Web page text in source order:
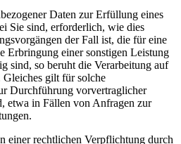
Daten zur Erfüllung eines
Sie sind, erforderlich, wie dies
der Fall ist, die für eine
Erbringung einer sonstigen Leistung
sind, so beruht die Verarbeitung auf
gilt für solche
Durchführung vorvertraglicher
etwa in Fällen von Anfragen zur
einer rechtlichen Verpflichtung durch